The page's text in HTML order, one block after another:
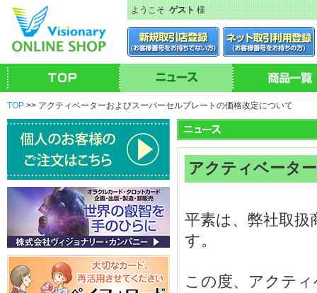
ようこそゲスト様
TOP >> アクティベーターおよびスーパーセルプレートの価格改定について
アクティベータ
平素は、弊社取
す。
この度、アクテ